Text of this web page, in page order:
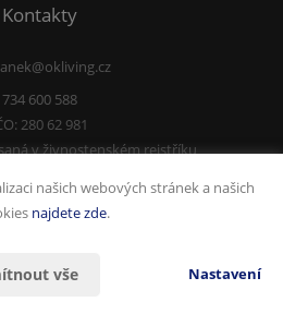
Kontakty
734 600 588
280 62 981
v živnostenském rejstříku
Tomawell s.r.o.
našich webových stránek a našich
najdete zde.
vše Nastavení